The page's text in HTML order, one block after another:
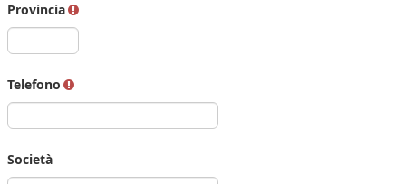
Provincia
Telefono
Società